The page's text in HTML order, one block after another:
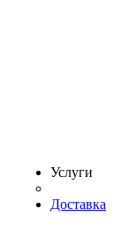
Услуги
Доставка